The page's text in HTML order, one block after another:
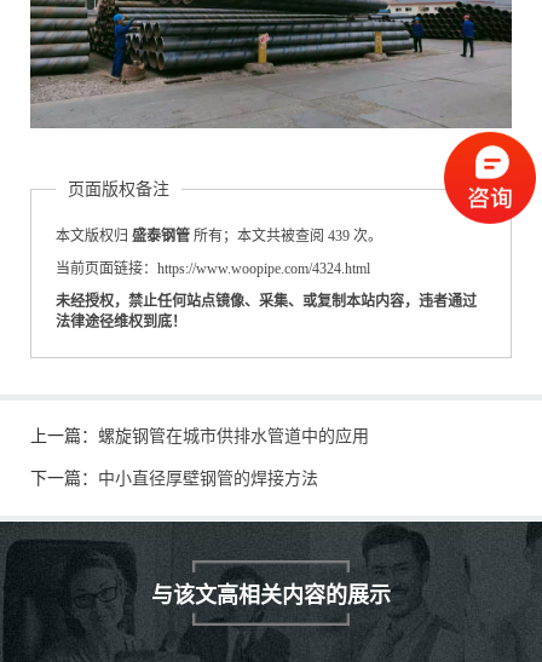
页面版权备注
本文版权归 盛泰钢管 所有；本文共被查阅 439 次。
当前页面链接：https://www.woopipe.com/4324.html
未经授权，禁止任何站点镜像、采集、或复制本站内容，违者通过
法律途径维权到底！
上一篇： 螺旋钢管在城市供排水管道中的应用
下一篇： 中小直径厚壁钢管的焊接方法
与该文高相关内容的展示